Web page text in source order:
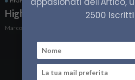
High North25, nel silenzio del
Marco Volpe
2500 iscritti